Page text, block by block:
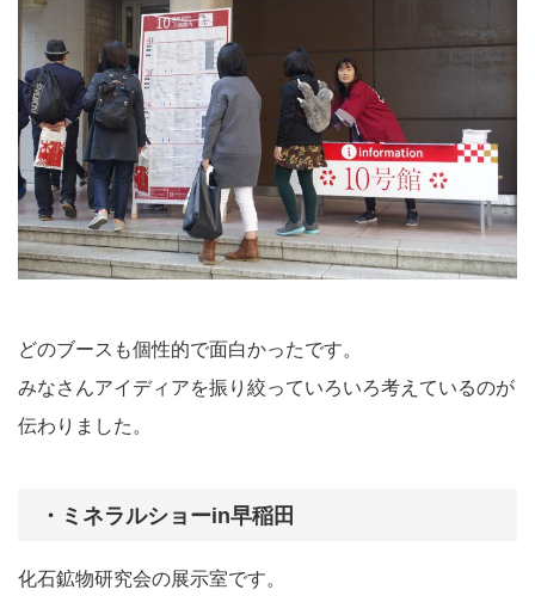
どのブースも個性的で面白かったです。
みなさんアイディアを振り絞っていろいろ考えているのが
伝わりました。
・ミネラルショーin早稲田
化石鉱物研究会の展示室です。